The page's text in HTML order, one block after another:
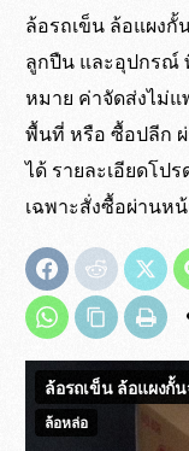
เป็นล้อยางตั
ยาง
ไม่ใช่ล้อฉีดโฟม
เขต กทม. ป
จัดส่งด้วยรถ
ต่างจังหวัด ส่ง
รองเมือง และ
ที่ปลายทาง )
ดูเพิ่มเติมการจั
เขต กทม. แ
ภายใน 5 ชั่ว
สำหรับคำสั่งซื้อที่
ต่างจังหวัด
รถทางร้านไปส่
เงื่อนไขเดียวกัน
*จัดส่งทุกวัน ยก
กรณีสินค้าครบไ
ไม่ต้องรอแ
ร้านค้าออนไ
*สั่งซื้อผ่านระบบ
ในการสั่งซื้อ
สั่งซื้อผ่านระบบ
ล้อรถเข็น ล้อแผงกั้
ลูกปืน และอุปกรณ์
หมาย ค่าจัดส่งไม่แ
พื้นที่ หรือ ซื้อปลีก ผ่
ได้ รายละเอียดโป
เฉพาะสั่งซื้อผ่านห